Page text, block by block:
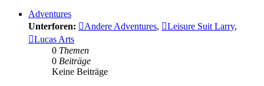
Adventures
Unterforen:
Andere Adventures, Leisure Suit Larry,
Lucas Arts
0 Themen
0 Beiträge
Keine Beiträge